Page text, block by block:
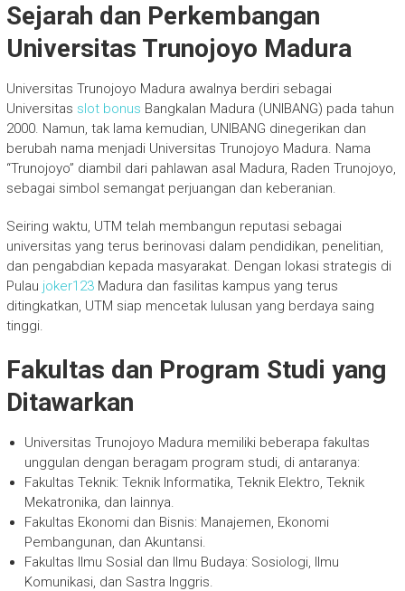
Sejarah dan Perkembangan
Universitas Trunojoyo Madura
Universitas Trunojoyo Madura awalnya berdiri sebagai
Universitas slot bonus Bangkalan Madura (UNIBANG) pada tahun
2000. Namun, tak lama kemudian, UNIBANG dinegerikan dan
berubah nama menjadi Universitas Trunojoyo Madura. Nama
“Trunojoyo” diambil dari pahlawan asal Madura, Raden Trunojoyo,
sebagai simbol semangat perjuangan dan keberanian.
Seiring waktu, UTM telah membangun reputasi sebagai
universitas yang terus berinovasi dalam pendidikan, penelitian,
dan pengabdian kepada masyarakat. Dengan lokasi strategis di
Pulau joker123Madura dan fasilitas kampus yang terus
ditingkatkan, UTM siap mencetak lulusan yang berdaya saing
tinggi.
Fakultas dan Program Studi yang
Ditawarkan
Universitas Trunojoyo Madura memiliki beberapa fakultas
unggulan dengan beragam program studi, di antaranya:
Fakultas Teknik: Teknik Informatika, Teknik Elektro, Teknik
Mekatronika, dan lainnya.
Fakultas Ekonomi dan Bisnis: Manajemen, Ekonomi
Pembangunan, dan Akuntansi.
Fakultas Ilmu Sosial dan Ilmu Budaya: Sosiologi, Ilmu
Komunikasi, dan Sastra Inggris.